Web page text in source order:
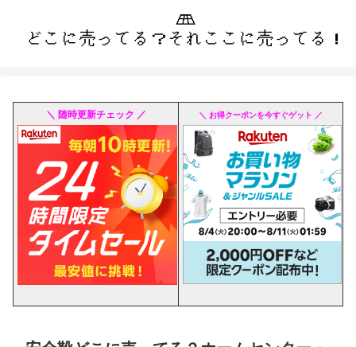
＼ 随時更新チェック ／ ＼ お得クーポンを今すぐゲット ／